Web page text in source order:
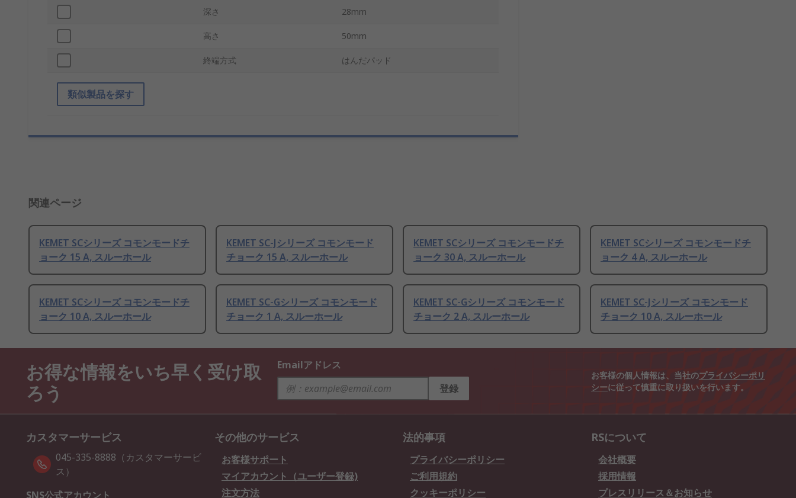
深さ 28mm
高さ 50mm
終端方式 はんだパッド
類似製品を探す
関連ページ
KEMET SCシリーズ コモンモードチ
ョーク 15 A, スルーホール
KEMET SC-Jシリーズ コモンモード
チョーク 15 A, スルーホール
KEMET SCシリーズ コモンモードチ
ョーク 30 A, スルーホール
KEMET SCシリーズ コモンモードチ
ョーク 4 A, スルーホール
KEMET SCシリーズ コモンモードチ
ョーク 10 A, スルーホール
KEMET SC-Gシリーズ コモンモード
チョーク 1 A, スルーホール
KEMET SC-Gシリーズ コモンモード
チョーク 2 A, スルーホール
KEMET SC-Jシリーズ コモンモード
チョーク 10 A, スルーホール
お得な情報をいち早く受け取
ろう
Emailアドレス
登録
お客様の個人情報は、当社のプライバシーポリ
シーに従って慎重に取り扱いを行います。
カスタマーサービス
045-335-8888（カスタマーサービ
ス）
SNS公式アカウント
その他のサービス
お客様サポート
マイアカウント（ユーザー登録)
注文方法
法的事項
プライバシーポリシー
ご利用規約
クッキーポリシー
RSについて
会社概要
採用情報
プレスリリース＆お知らせ